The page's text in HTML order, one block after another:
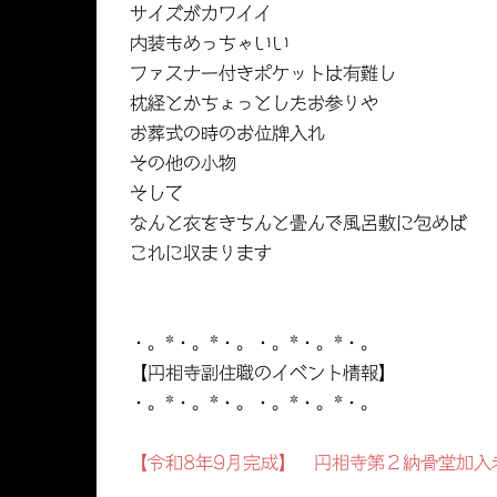
サイズがカワイイ
内装もめっちゃいい
ファスナー付きポケットは有難し
枕経とかちょっとしたお参りや
お葬式の時のお位牌入れ
その他の小物
そして
なんと衣をきちんと畳んで風呂敷に包めば
これに収まります
・。*・。*・。・。*・。*・。
【円相寺副住職のイベント情報】
・。*・。*・。・。*・。*・。
【令和8年9月完成】 円相寺第２納骨堂加入